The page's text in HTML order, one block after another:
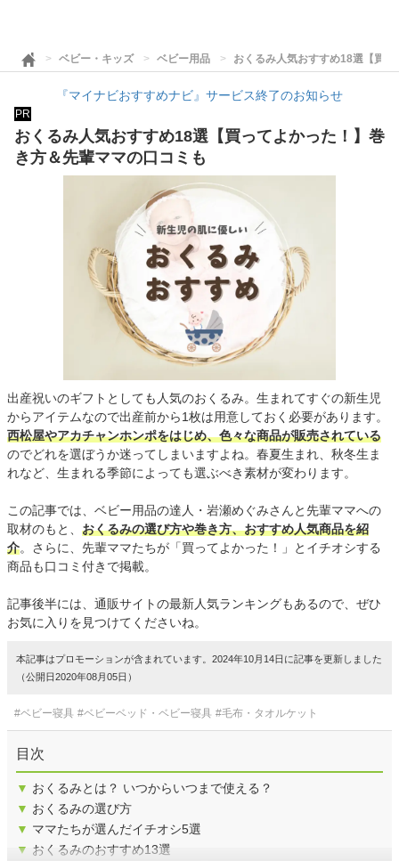
ベビー・キッズ ベビー用品 おくるみ人気おすすめ18選【買
『マイナビおすすめナビ』サービス終了のお知らせ
PR
おくるみ人気おすすめ18選【買ってよかった！】巻
き方＆先輩ママの口コミも
出産祝いのギフトとしても人気のおくるみ。生まれてすぐの新生児
からアイテムなので出産前から1枚は用意しておく必要があります。
西松屋やアカチャンホンポをはじめ、色々な商品が販売されている
のでどれを選ぼうか迷ってしまいますよね。春夏生まれ、秋冬生ま
れなど、生まれる季節によっても選ぶべき素材が変わります。
この記事では、ベビー用品の達人・岩瀬めぐみさんと先輩ママへの
取材のもと、 おくるみの選び方や巻き方、おすすめ人気商品を紹
介。さらに、先輩ママたちが「買ってよかった！」とイチオシする
商品も口コミ付きで掲載。
記事後半には、通販サイトの最新人気ランキングもあるので、ぜひ
お気に入りを見つけてくださいね。
本記事はプロモーションが含まれています。2024年10月14日に記事を更新しました
（公開日2020年08月05日）
#ベビー寝具 #ベビーベッド・ベビー寝具 #毛布・タオルケット
目次
▼ おくるみとは？ いつからいつまで使える？
▼ おくるみの選び方
▼ ママたちが選んだイチオシ5選
▼ おくるみのおすすめ13選